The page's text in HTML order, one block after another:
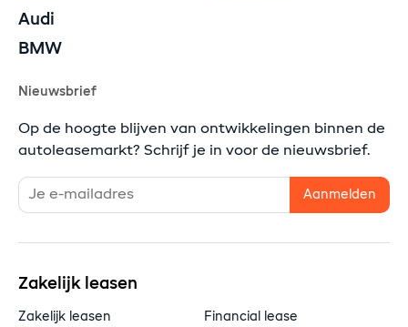
Audi
BMW
Nieuwsbrief
Op de hoogte blijven van ontwikkelingen binnen de
autoleasemarkt? Schrijf je in voor de nieuwsbrief.
Zakelijk leasen
Zakelijk leasen Financial lease